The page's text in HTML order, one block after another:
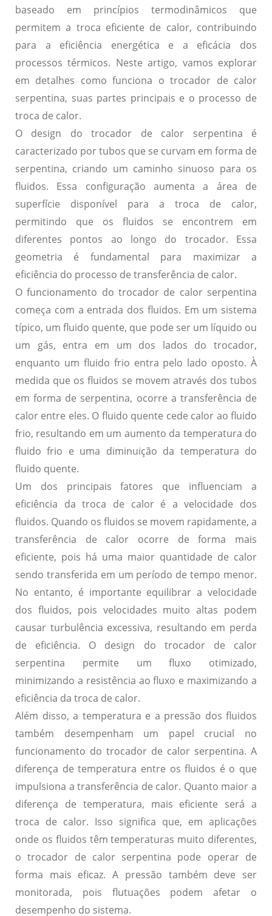
baseado em princípios termodinâmicos que
permitem a troca eficiente de calor, contribuindo
para a eficiência energética e a eficácia dos
processos térmicos. Neste artigo, vamos explorar
em detalhes como funciona o trocador de calor
serpentina, suas partes principais e o processo de
troca de calor.
O design do trocador de calor serpentina é
caracterizado por tubos que se curvam em forma de
serpentina, criando um caminho sinuoso para os
fluidos. Essa configuração aumenta a área de
superfície disponível para a troca de calor,
permitindo que os fluidos se encontrem em
diferentes pontos ao longo do trocador. Essa
geometria é fundamental para maximizar a
eficiência do processo de transferência de calor.
O funcionamento do trocador de calor serpentina
começa com a entrada dos fluidos. Em um sistema
típico, um fluido quente, que pode ser um líquido ou
um gás, entra em um dos lados do trocador,
enquanto um fluido frio entra pelo lado oposto. À
medida que os fluidos se movem através dos tubos
em forma de serpentina, ocorre a transferência de
calor entre eles. O fluido quente cede calor ao fluido
frio, resultando em um aumento da temperatura do
fluido frio e uma diminuição da temperatura do
fluido quente.
Um dos principais fatores que influenciam a
eficiência da troca de calor é a velocidade dos
fluidos. Quando os fluidos se movem rapidamente, a
transferência de calor ocorre de forma mais
eficiente, pois há uma maior quantidade de calor
sendo transferida em um período de tempo menor.
No entanto, é importante equilibrar a velocidade
dos fluidos, pois velocidades muito altas podem
causar turbulência excessiva, resultando em perda
de eficiência. O design do trocador de calor
serpentina permite um fluxo otimizado,
minimizando a resistência ao fluxo e maximizando a
eficiência da troca de calor.
Além disso, a temperatura e a pressão dos fluidos
também desempenham um papel crucial no
funcionamento do trocador de calor serpentina. A
diferença de temperatura entre os fluidos é o que
impulsiona a transferência de calor. Quanto maior a
diferença de temperatura, mais eficiente será a
troca de calor. Isso significa que, em aplicações
onde os fluidos têm temperaturas muito diferentes,
o trocador de calor serpentina pode operar de
forma mais eficaz. A pressão também deve ser
monitorada, pois flutuações podem afetar o
desempenho do sistema.